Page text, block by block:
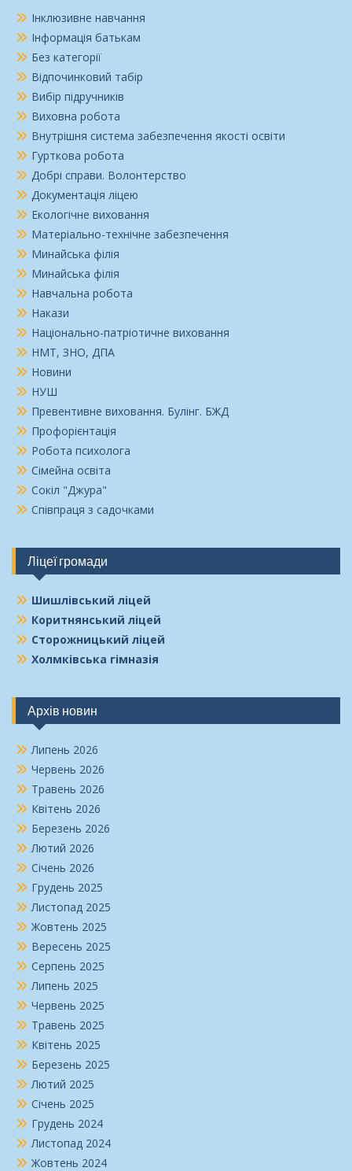
Інклюзивне навчання
Інформація батькам
Без категорії
Відпочинковий табір
Вибір підручників
Виховна робота
Внутрішня система забезпечення якості освіти
Гурткова робота
Добрі справи. Волонтерство
Документація ліцею
Екологічне виховання
Матеріально-технічне забезпечення
Минайська філія
Минайська філія
Навчальна робота
Накази
Національно-патріотичне виховання
НМТ, ЗНО, ДПА
Новини
НУШ
Превентивне виховання. Булінг. БЖД
Профорієнтація
Робота психолога
Сімейна освіта
Сокіл "Джура"
Співпраця з садочками
Ліцеї громади
Шишлівський ліцей
Коритнянський ліцей
Сторожницький ліцей
Холмківська гімназія
Архів новин
Липень 2026
Червень 2026
Травень 2026
Квітень 2026
Березень 2026
Лютий 2026
Січень 2026
Грудень 2025
Листопад 2025
Жовтень 2025
Вересень 2025
Серпень 2025
Липень 2025
Червень 2025
Травень 2025
Квітень 2025
Березень 2025
Лютий 2025
Січень 2025
Грудень 2024
Листопад 2024
Жовтень 2024